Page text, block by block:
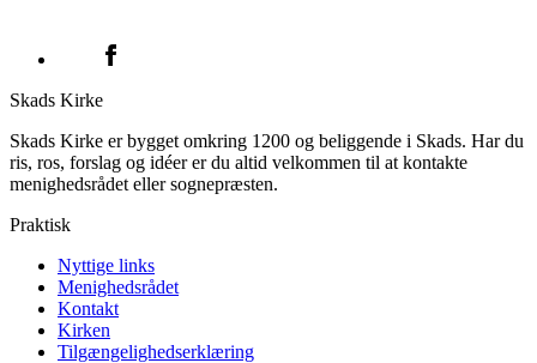
Skads Kirke
Skads Kirke er bygget omkring 1200 og beliggende i Skads. Har du
ris, ros, forslag og idéer er du altid velkommen til at kontakte
menighedsrådet eller sognepræsten.
Praktisk
Nyttige links
Menighedsrådet
Kontakt
Kirken
Tilgængelighedserklæring